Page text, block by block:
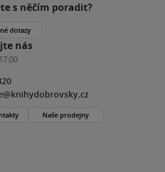
s něčím poradit?
dotazy
nás
Naše prodejny